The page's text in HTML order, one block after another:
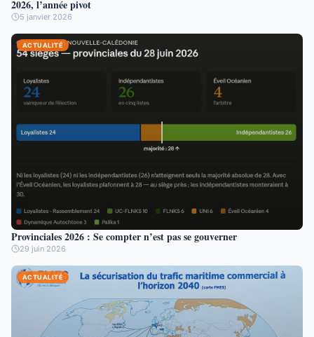
2026, l’année pivot
5 janvier 2026
ACTUALITÉ
Provinciales 2026 : Se compter n’est pas se gouverner
29 juin 2026
ACTUALITÉ